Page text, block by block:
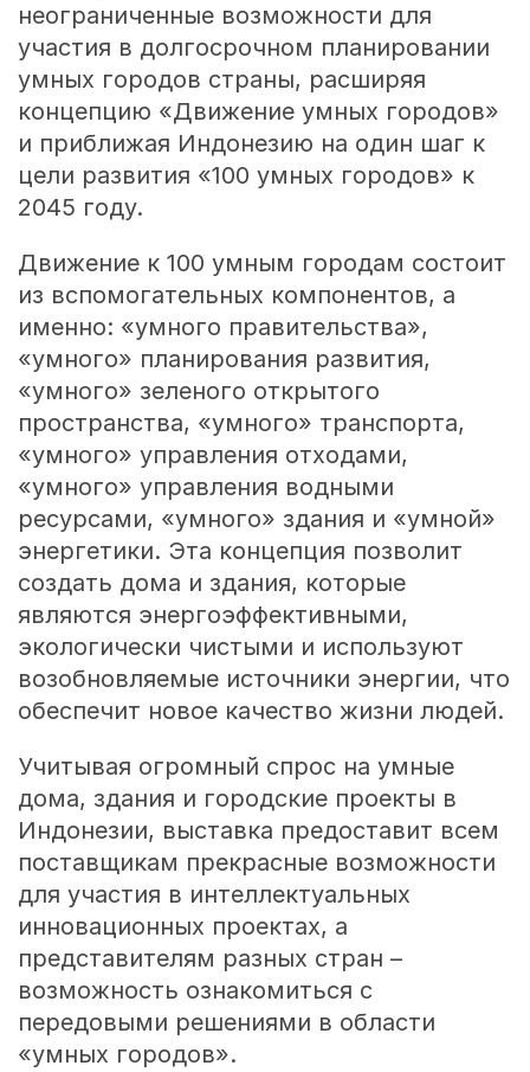
неограниченные возможности для
участия в долгосрочном планировании
умных городов страны, расширяя
концепцию «Движение умных городов»
и приближая Индонезию на один шаг к
цели развития «100 умных городов» к
2045 году.
Движение к 100 умным городам состоит
из вспомогательных компонентов, а
именно: «умного правительства»,
«умного» планирования развития,
«умного» зеленого открытого
пространства, «умного» транспорта,
«умного» управления отходами,
«умного» управления водными
ресурсами, «умного» здания и «умной»
энергетики. Эта концепция позволит
создать дома и здания, которые
являются энергоэффективными,
экологически чистыми и используют
возобновляемые источники энергии, что
обеспечит новое качество жизни людей.
Учитывая огромный спрос на умные
дома, здания и городские проекты в
Индонезии, выставка предоставит всем
поставщикам прекрасные возможности
для участия в интеллектуальных
инновационных проектах, а
представителям разных стран –
возможность ознакомиться с
передовыми решениями в области
«умных городов».